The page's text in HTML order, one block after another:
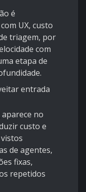
é
UX, custo
triagem, por
com
etapa de
entrada
no
custo e
de agentes,
fixas,
repetidos